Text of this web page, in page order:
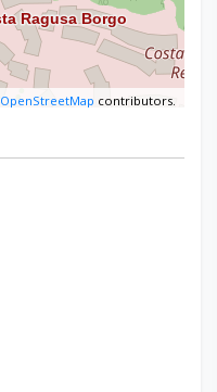
OpenStreetMap contributors.